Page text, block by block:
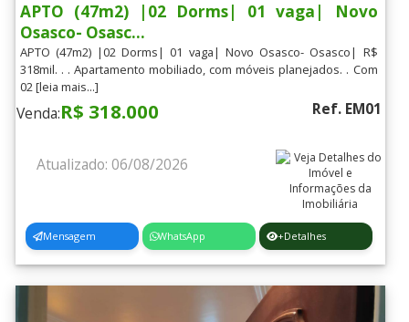
APTO (47m2) |02 Dorms| 01 vaga| Novo
Osasco- Osasc...
APTO (47m2) |02 Dorms| 01 vaga| Novo Osasco- Osasco| R$
318mil. . . Apartamento mobiliado, com móveis planejados. . Com
02 [leia mais...]
Venda:R$ 318.000 Ref. EM01
Atualizado: 06/08/2026
Mensagem WhatsApp +Detalhes